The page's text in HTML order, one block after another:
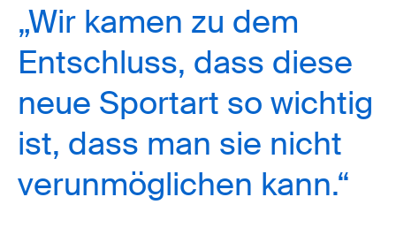
„Wir kamen zu dem
Entschluss, dass diese
neue Sportart so wichtig
ist, dass man sie nicht
verunmöglichen kann.“